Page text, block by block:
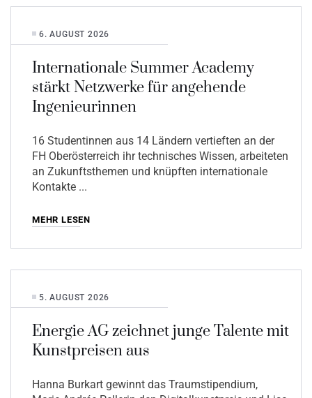
Internationale Summer Academy
stärkt Netzwerke für angehende
Ingenieurinnen
16 Studentinnen aus 14 Ländern vertieften an der
FH Oberösterreich ihr technisches Wissen, arbeiteten
an Zukunftsthemen und knüpften internationale
Kontakte
6. AUGUST 2026
MEHR LESEN
Energie AG zeichnet junge Talente mit
Kunstpreisen aus
Hanna Burkart gewinnt das Traumstipendium,
5. AUGUST 2026